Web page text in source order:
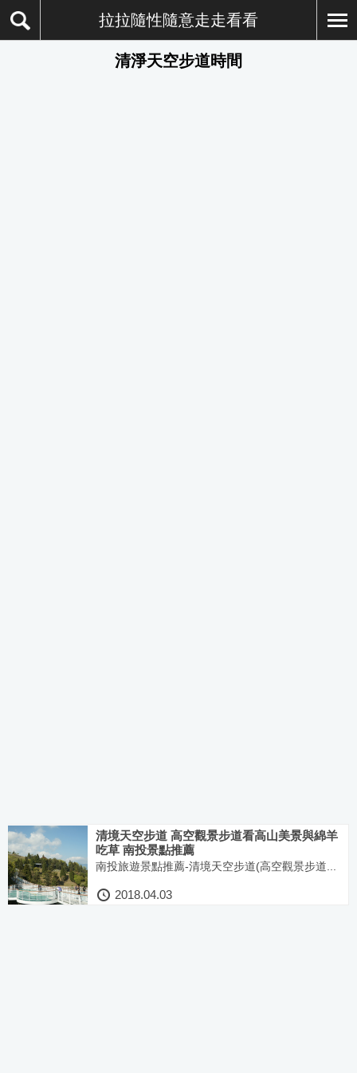
拉拉隨性隨意走走看看
清淨天空步道時間
清境天空步道 高空觀景步道看高山美景與綿羊
吃草 南投景點推薦
南投旅遊景點推薦-清境天空步道(高空觀景步道...
2018.04.03